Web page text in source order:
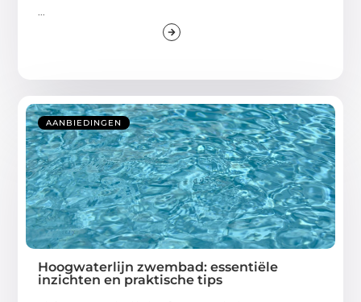
AANBIEDINGEN
Hoogwaterlijn zwembad: essentiële
inzichten en praktische tips